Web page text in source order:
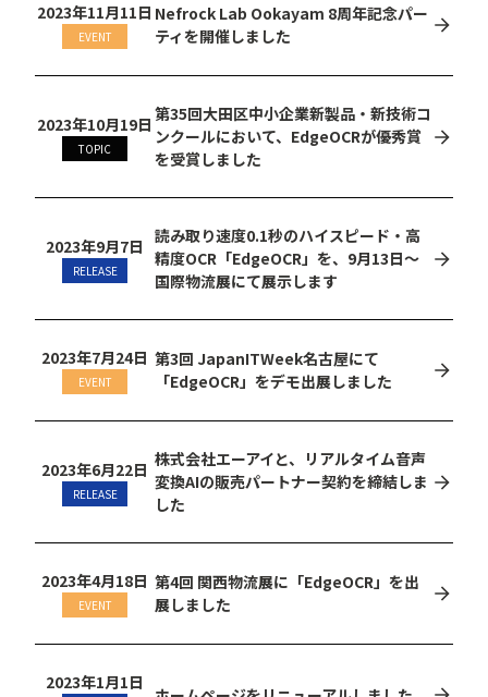
2023年11月11日
EVENT
Nefrock Lab Ookayam 8周年記念パー
ティを開催しました
2023年10月19日
TOPIC
第35回大田区中小企業新製品・新技術コ
ンクールにおいて、EdgeOCRが優秀賞
を受賞しました
2023年9月7日
RELEASE
読み取り速度0.1秒のハイスピード・高
精度OCR「EdgeOCR」を、9月13日〜
国際物流展にて展示します
2023年7月24日
EVENT
第3回 JapanITWeek名古屋にて
「EdgeOCR」をデモ出展しました
2023年6月22日
RELEASE
株式会社エーアイと、リアルタイム音声
変換AIの販売パートナー契約を締結しま
した
2023年4月18日
EVENT
第4回 関西物流展に「EdgeOCR」を出
展しました
2023年1月1日